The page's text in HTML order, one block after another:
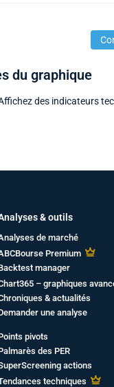
du graphique
des indicateurs
& outils
de marché
Premium
manager
– graphiques
& actualités
une analyse
pivots
des PER
actions
techniques